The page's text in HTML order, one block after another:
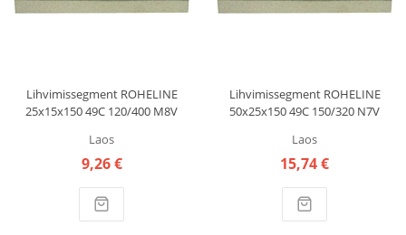
Lihvimissegment ROHELINE
25x15x150 49C 120/400 M8V
Laos
9,26 €
Lihvimissegment ROHELINE
50x25x150 49C 150/320 N7V
Laos
15,74 €